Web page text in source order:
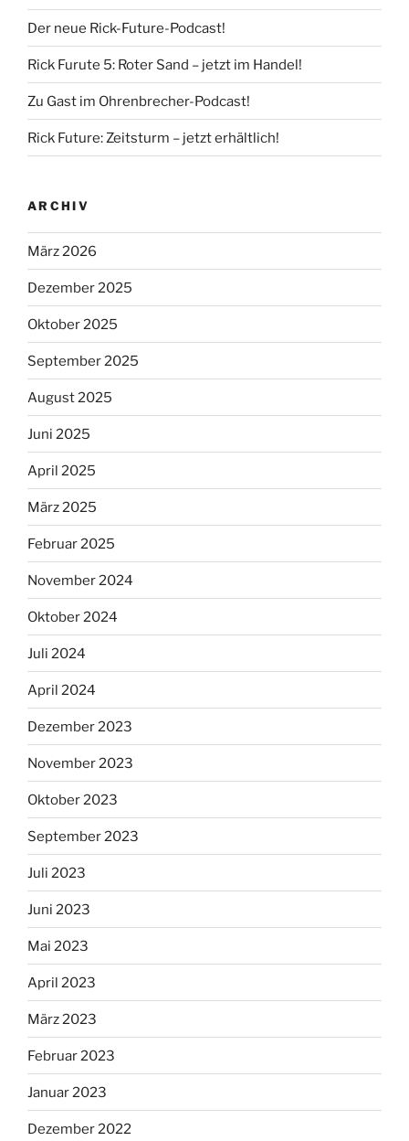
Der neue Rick-Future-Podcast!
Rick Furute 5: Roter Sand – jetzt im Handel!
Zu Gast im Ohrenbrecher-Podcast!
Rick Future: Zeitsturm – jetzt erhältlich!
ARCHIV
März 2026
Dezember 2025
Oktober 2025
September 2025
August 2025
Juni 2025
April 2025
März 2025
Februar 2025
November 2024
Oktober 2024
Juli 2024
April 2024
Dezember 2023
November 2023
Oktober 2023
September 2023
Juli 2023
Juni 2023
Mai 2023
April 2023
März 2023
Februar 2023
Januar 2023
Dezember 2022